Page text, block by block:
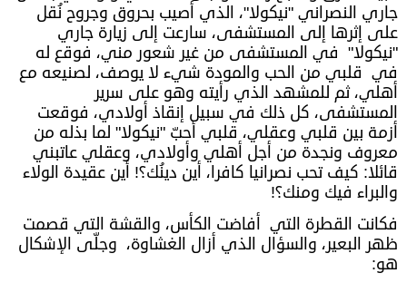
جاري النصراني "نيكولا"، الذي أصيب بحروق وجروح نُقل
على إثرها إلى المستشفى، سارعت إلى زيارة جاري
"نيكولا" في المستشفى من غير شعور مني، فوقع له
في قلبي من الحب والمودة شيء لا يوصف، لصنيعه مع
أهلي، ثم للمشهد الذي رأيته وهو على سرير
المستشفى، كل ذلك في سبيل إنقاذ أولادي، فوقعت
أزمة بين قلبي وعقلي، قلبي أحبّ "نيكولا" لما بذله من
معروف ونجدة من أجل أهلي وأولادي، وعقلي عاتبني
قائلا: كيف تحب نصرانيا كافرا، أين دينُك؟! أين عقيدة الولاء
والبراء فيك ومنك؟!
فكانت القطرة التي أفاضت الكأس، والقشة التي قصمت
ظهر البعير، والسؤال الذي أزال الغشاوة، وجلّى الإشكال
هو: